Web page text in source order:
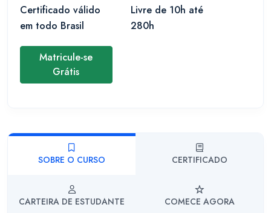
Certificado válido
em todo Brasil
Livre de 10h até
280h
Matricule-se
Grátis
SOBRE O CURSO CERTIFICADO
CARTEIRA DE ESTUDANTE COMECE AGORA